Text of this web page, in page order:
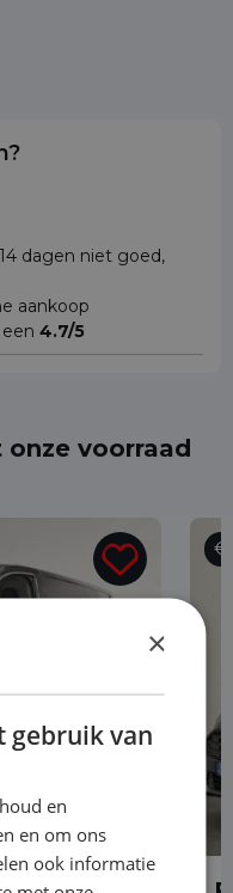
dagen niet goed,
aankoop
4.7/5
voorraad
€
×
gebruik van
en
en om ons
ook informatie